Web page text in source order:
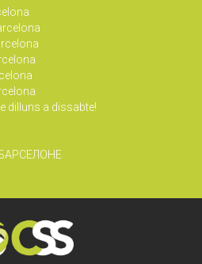
dilluns a dissabte!